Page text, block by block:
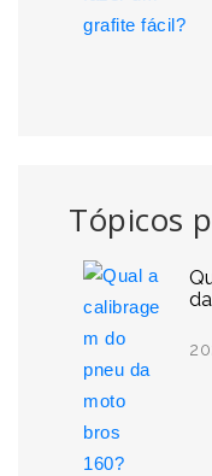
Tópicos